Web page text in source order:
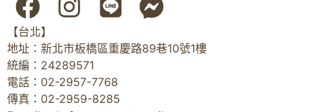
【台北】
地址：新北市板橋區重慶路89巷10號1樓
統編：24289571
電話：02-2957-7768
傳真：02-2959-8285